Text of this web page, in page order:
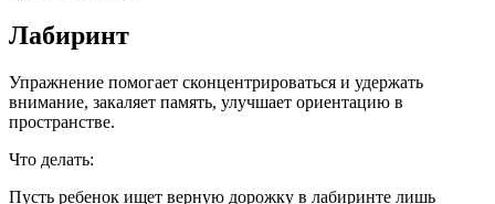
Лабиринт
Упражнение помогает сконцентрироваться и удержать
внимание, закаляет память, улучшает ориентацию в
пространстве.
Что делать:
Пусть ребенок ищет верную дорожку в лабиринте лишь